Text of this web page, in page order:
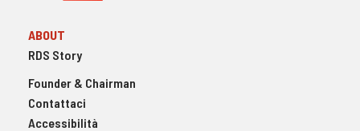
ABOUT
RDS Story
Founder & Chairman
Contattaci
Accessibilità